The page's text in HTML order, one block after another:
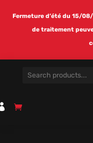
Fermeture d’été du 15/
de traitement